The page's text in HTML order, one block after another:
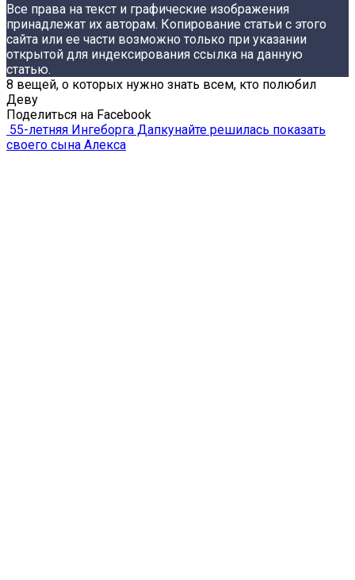
Все права на текст и графические изображения
принадлежат их авторам. Копирование статьи с этого
сайта или ее части возможно только при указании
открытой для индексирования ссылка на данную
статью.
8 вещей, о которых нужно знать всем, кто полюбил
Деву
Поделиться на Facebook
55-летняя Ингеборга Дапкунайте решилась показать
своего сына Алекса